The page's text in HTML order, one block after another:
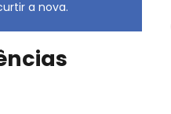
a nova.